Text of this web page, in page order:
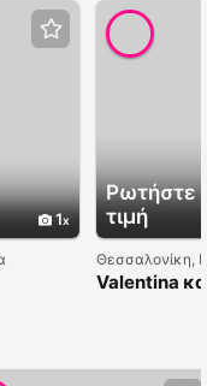
1
Ρωτήστε
τιμή
Θεσσαλονίκη,
Valentina